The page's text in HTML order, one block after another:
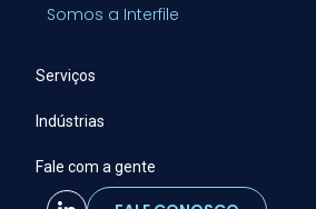
Somos a Interfile
Serviços
Indústrias
Fale com a gente